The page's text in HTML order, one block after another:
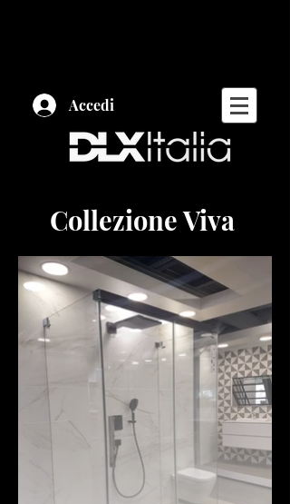
Accedi
Collezione Viva